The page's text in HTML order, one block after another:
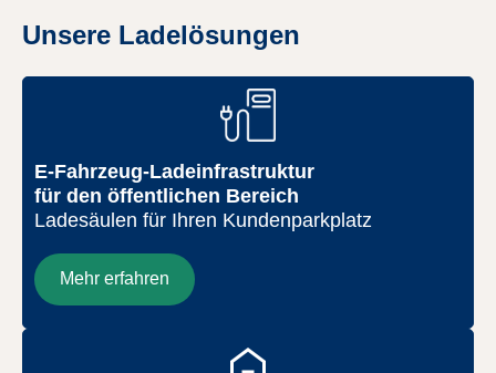
Unsere Ladelösungen
E-Fahrzeug-Ladeinfrastruktur
für den öffentlichen Bereich
Ladesäulen für Ihren Kundenparkplatz
Mehr erfahren